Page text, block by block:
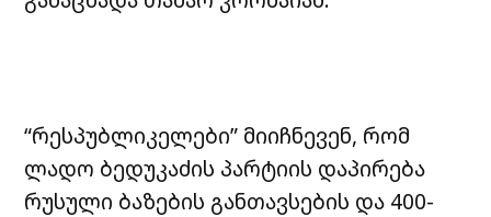
“რესპუბლიკელები” მიიჩნევენ, რომ
ლადო ბედუკაძის პარტიის დაპირება
რუსული ბაზების განთავსების და 400-